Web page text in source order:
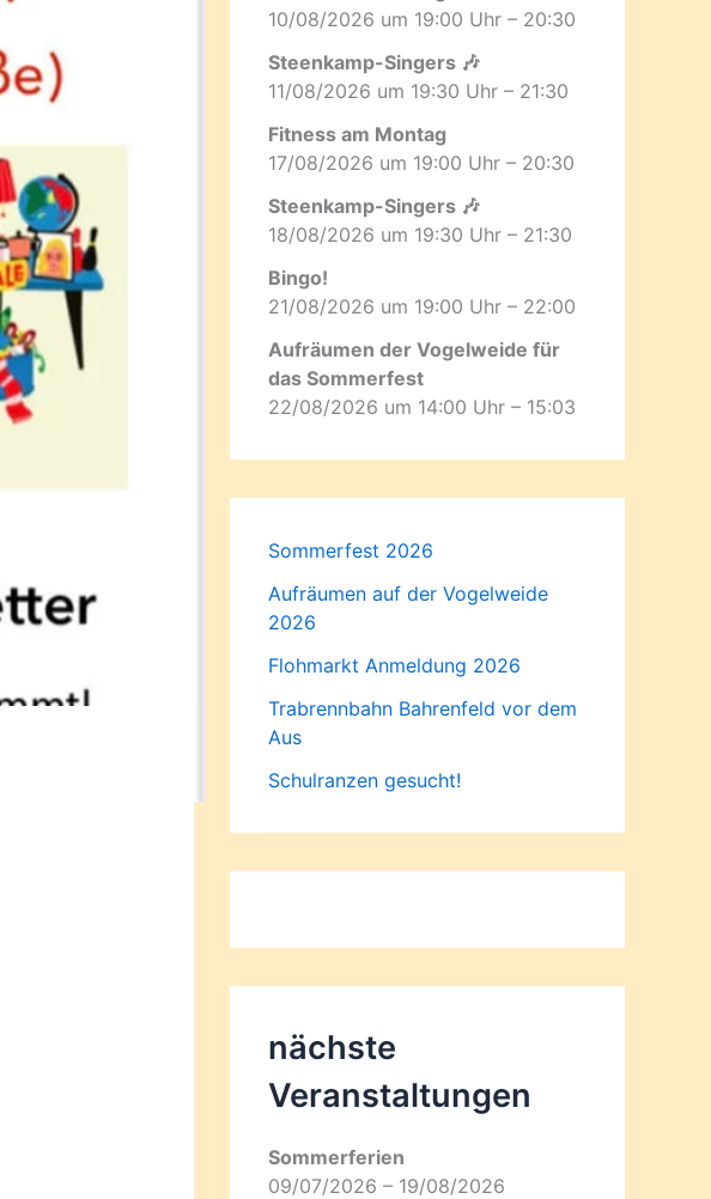
10/08/2026 um 19:00 Uhr – 20:30
Steenkamp-Singers 🎶
11/08/2026 um 19:30 Uhr – 21:30
Fitness am Montag
17/08/2026 um 19:00 Uhr – 20:30
Steenkamp-Singers 🎶
18/08/2026 um 19:30 Uhr – 21:30
Bingo!
21/08/2026 um 19:00 Uhr – 22:00
Aufräumen der Vogelweide für
das Sommerfest
22/08/2026 um 14:00 Uhr – 15:03
Sommerfest 2026
Aufräumen auf der Vogelweide
2026
Flohmarkt Anmeldung 2026
Trabrennbahn Bahrenfeld vor dem
Aus
Schulranzen gesucht!
nächste
Veranstaltungen
Sommerferien
09/07/2026 – 19/08/2026